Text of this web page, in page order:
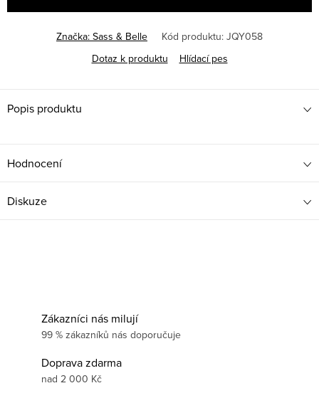
Značka: Sass & Belle Kód produktu: JQY058
Dotaz k produktu
Hlídací pes
Popis produktu
Hodnocení
Diskuze
Zákazníci nás milují
99 % zákazníků nás doporučuje
Doprava zdarma
nad 2 000 Kč